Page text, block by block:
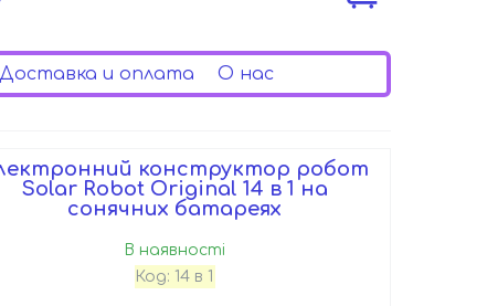
Доставка и оплата О нас
конструктор робот
Solar Robot Original 14 в 1 на
сонячних батареях
В наявності
Код: 14 в 1